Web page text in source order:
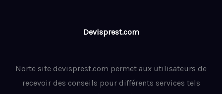
Devisprest.com
Norte site devisprest.com permet aux utilisateurs de
recevoir des conseils pour différents services tels